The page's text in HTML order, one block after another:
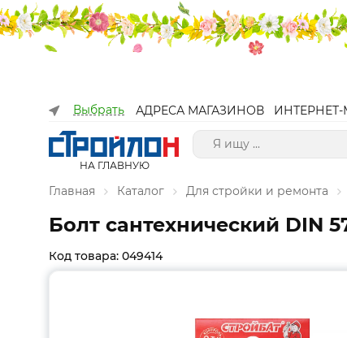
Выбрать АДРЕСА МАГАЗИНОВ
НА ГЛАВНУЮ
Главная Каталог Для стройки и ремонта
Болт сантехнический DIN
Код товара: 049414